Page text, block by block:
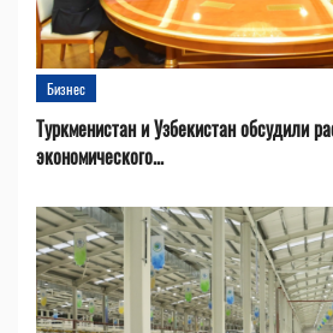
Бизнес
Туркменистан и Узбекистан обсудили
экономического...